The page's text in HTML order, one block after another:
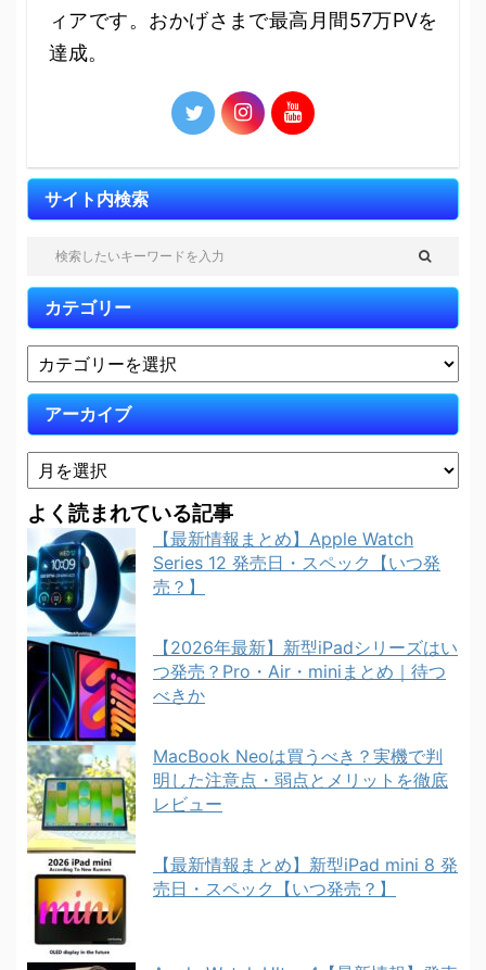
ィアです。おかげさまで最高月間57万PVを
達成。
サイト内検索
カテゴリー
アーカイブ
よく読まれている記事
【最新情報まとめ】Apple Watch
Series 12 発売日・スペック【いつ発
売？】
【2026年最新】新型iPadシリーズはい
つ発売？Pro・Air・miniまとめ｜待つ
べきか
MacBook Neoは買うべき？実機で判
明した注意点・弱点とメリットを徹底
レビュー
【最新情報まとめ】新型iPad mini 8 発
売日・スペック【いつ発売？】